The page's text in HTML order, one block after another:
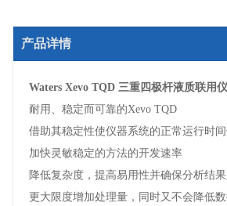
产品详情
Waters Xevo TQD 三重四极杆液质联用
耐用、稳定而可靠的Xevo TQD
借助其稳定性使仪器系统的正常运行时
加快灵敏稳定的方法的开发速率
降低复杂度，提高易用性并确保分析结
更大限度增加处理量，同时又不会降低